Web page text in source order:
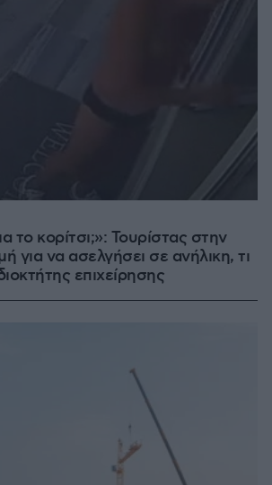
το κορίτσι;»: Τουρίστας στην
για να ασελγήσει σε ανήλικη, τι
επιχείρησης